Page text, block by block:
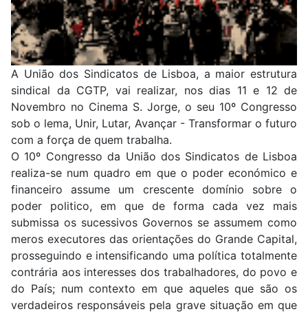
A União dos Sindicatos de Lisboa, a maior estrutura
sindical da CGTP, vai realizar, nos dias 11 e 12 de
Novembro no Cinema S. Jorge, o seu 10º Congresso
sob o lema, Unir, Lutar, Avançar - Transformar o futuro
com a força de quem trabalha.
O 10º Congresso da União dos Sindicatos de Lisboa
realiza-se num quadro em que o poder económico e
financeiro assume um crescente domínio sobre o
poder politico, em que de forma cada vez mais
submissa os sucessivos Governos se assumem como
meros executores das orientações do Grande Capital,
prosseguindo e intensificando uma política totalmente
contrária aos interesses dos trabalhadores, do povo e
do País; num contexto em que aqueles que são os
verdadeiros responsáveis pela grave situação em que